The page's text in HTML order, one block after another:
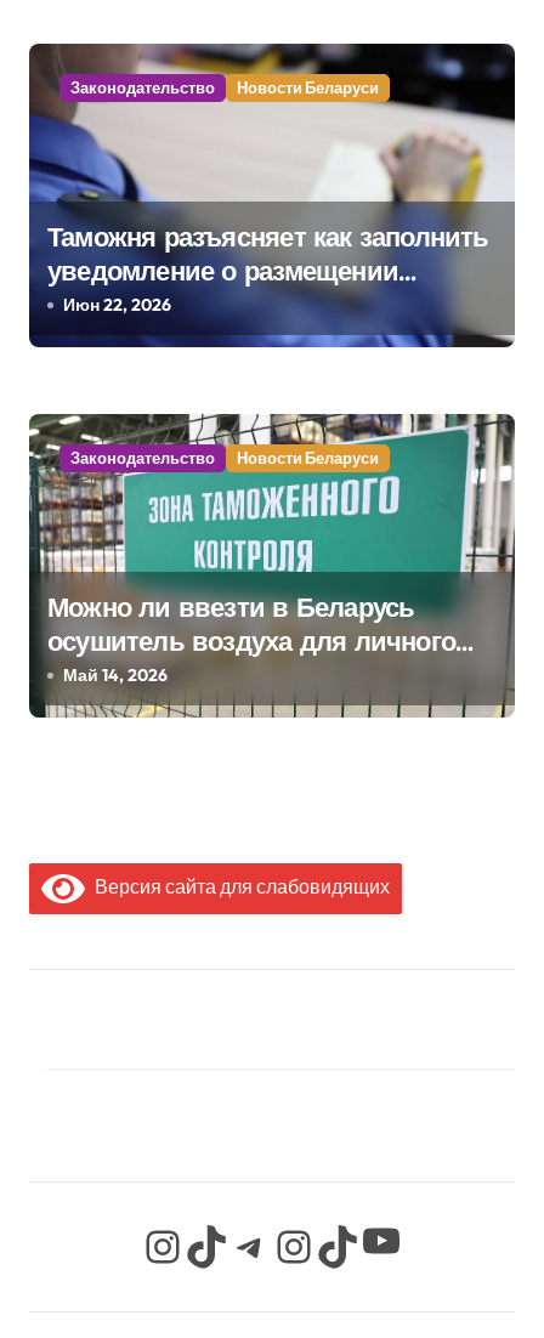
а
п
и
с
я
м
Законодательство Новости Беларуси
Таможня разъясняет как заполнить
уведомление о размещении
товаров в зоне таможенного
контроля
Июн 22, 2026
Законодательство Новости Беларуси
Можно ли ввезти в Беларусь
осушитель воздуха для личного
пользования?
Май 14, 2026
Версия сайта для слабовидящих
InstagramTikTok Telegram InstagramTikTok YouTube